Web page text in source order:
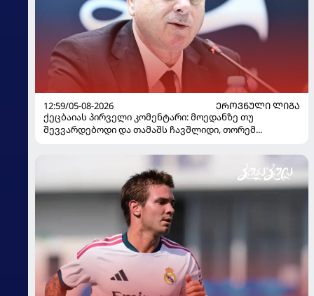
12:59/05-08-2026
ᲔᲠᲝᲕᲜᲣᲚᲘ ᲚᲘᲒᲐ
ქეცბაიას პირველი კომენტარი: მოედანზე თუ
შევვარდებოდი და თამაშს ჩავშლიდი, თორემ...